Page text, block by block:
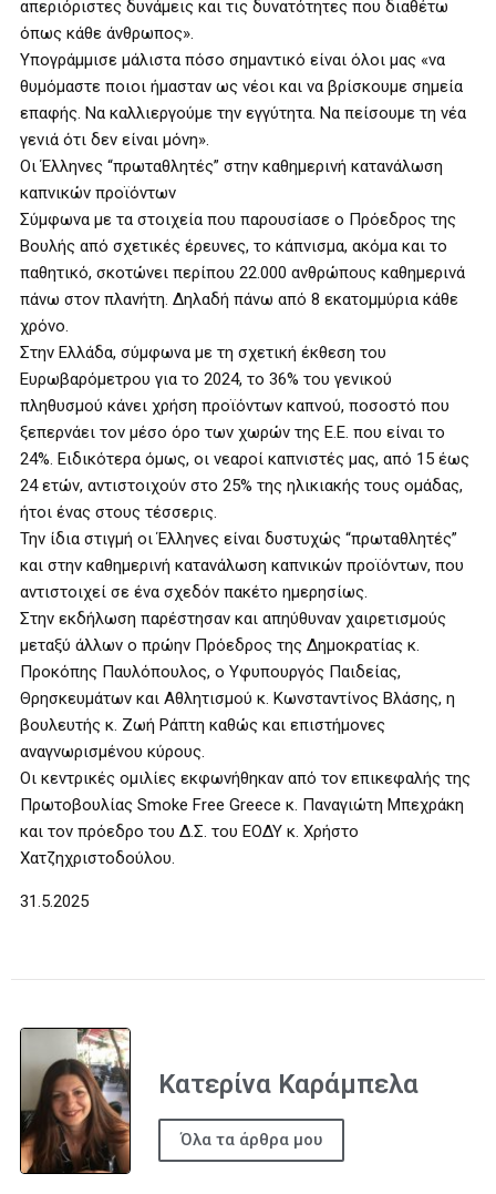
απεριόριστες δυνάμεις και τις δυνατότητες που διαθέτω
όπως κάθε άνθρωπος».
Υπογράμμισε μάλιστα πόσο σημαντικό είναι όλοι μας «να
θυμόμαστε ποιοι ήμασταν ως νέοι και να βρίσκουμε σημεία
επαφής. Να καλλιεργούμε την εγγύτητα. Να πείσουμε τη νέα
γενιά ότι δεν είναι μόνη».
Οι Έλληνες “πρωταθλητές” στην καθημερινή κατανάλωση
καπνικών προϊόντων
Σύμφωνα με τα στοιχεία που παρουσίασε ο Πρόεδρος της
Βουλής από σχετικές έρευνες, το κάπνισμα, ακόμα και το
παθητικό, σκοτώνει περίπου 22.000 ανθρώπους καθημερινά
πάνω στον πλανήτη. Δηλαδή πάνω από 8 εκατομμύρια κάθε
χρόνο.
Στην Ελλάδα, σύμφωνα με τη σχετική έκθεση του
Ευρωβαρόμετρου για το 2024, το 36% του γενικού
πληθυσμού κάνει χρήση προϊόντων καπνού, ποσοστό που
ξεπερνάει τον μέσο όρο των χωρών της Ε.Ε. που είναι το
24%. Ειδικότερα όμως, οι νεαροί καπνιστές μας, από 15 έως
24 ετών, αντιστοιχούν στο 25% της ηλικιακής τους ομάδας,
ήτοι ένας στους τέσσερις.
Την ίδια στιγμή οι Έλληνες είναι δυστυχώς “πρωταθλητές”
και στην καθημερινή κατανάλωση καπνικών προϊόντων, που
αντιστοιχεί σε ένα σχεδόν πακέτο ημερησίως.
Στην εκδήλωση παρέστησαν και απηύθυναν χαιρετισμούς
μεταξύ άλλων ο πρώην Πρόεδρος της Δημοκρατίας κ.
Προκόπης Παυλόπουλος, ο Υφυπουργός Παιδείας,
Θρησκευμάτων και Αθλητισμού κ. Κωνσταντίνος Βλάσης, η
βουλευτής κ. Ζωή Ράπτη καθώς και επιστήμονες
αναγνωρισμένου κύρους.
Οι κεντρικές ομιλίες εκφωνήθηκαν από τον επικεφαλής της
Πρωτοβουλίας Smoke Free Greece κ. Παναγιώτη Μπεχράκη
και τον πρόεδρο του Δ.Σ. του ΕΟΔΥ κ. Χρήστο
Χατζηχριστοδούλου.
31.5.2025
Κατερίνα Καράμπελα
Όλα τα άρθρα μου